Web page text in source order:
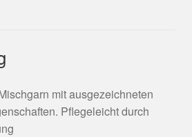
mit ausgezeichneten
Pflegeleicht durch